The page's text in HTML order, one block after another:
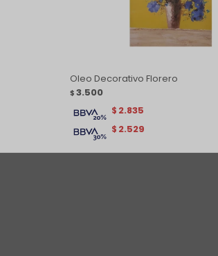
Oleo Decorativo Florero
$ 3.500
$ 2.529
$ 2.835